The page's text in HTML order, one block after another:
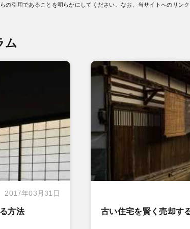
の引用であることを明らかにしてください。なお、当サイトへのリン
ム
2017年03月31日
方法 古い住宅を賢く売却す